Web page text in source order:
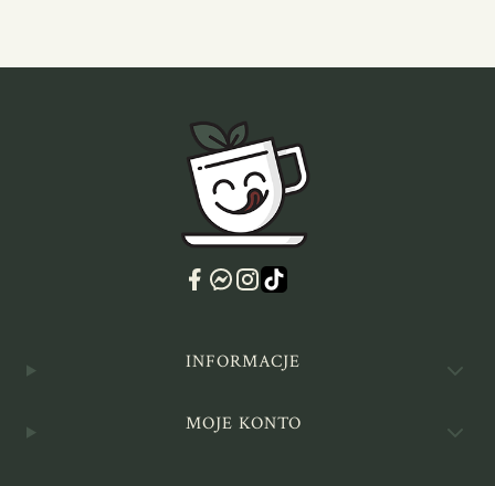
Linki w stopceINFORMACJE
MOJE KONTO